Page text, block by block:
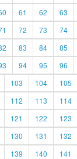
61 62 63
72 73 74
83 84 85
94 95 96
103 104 105
112 113 114
121 122 123
130 131 132
139 140 141